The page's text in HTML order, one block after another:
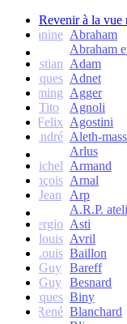
Revenir à la vue
Janine Abraham
Abraham
Christian Adam
Jacques Adnet
Flemming Agger
Tito
Agnoli
Felix Agostini
André Aleth-
Arlus
Michel Armand
François Arnal
Jean
Arp
A.R.P.
Sergio Asti
Jean-louis Avril
Louis Baillon
Guy Bareff
Guy Besnard
Jacques Biny
René Blanchard